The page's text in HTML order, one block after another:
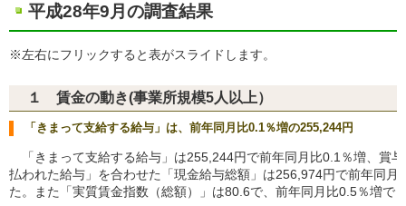
平成28年9月の調査結果
※左右にフリックすると表がスライドします。
１ 賃金の動き(事業所規模5人以上）
「きまって支給する給与」は、前年同月比0.1％増の255,244円
「きまって支給する給与」は255,244円で前年同月比0.1％増、賞
払われた給与」を合わせた「現金給与総額」は256,974円で前年同月
た。また「実質賃金指数（総額）」は80.6で、前年同月比0.5％増で